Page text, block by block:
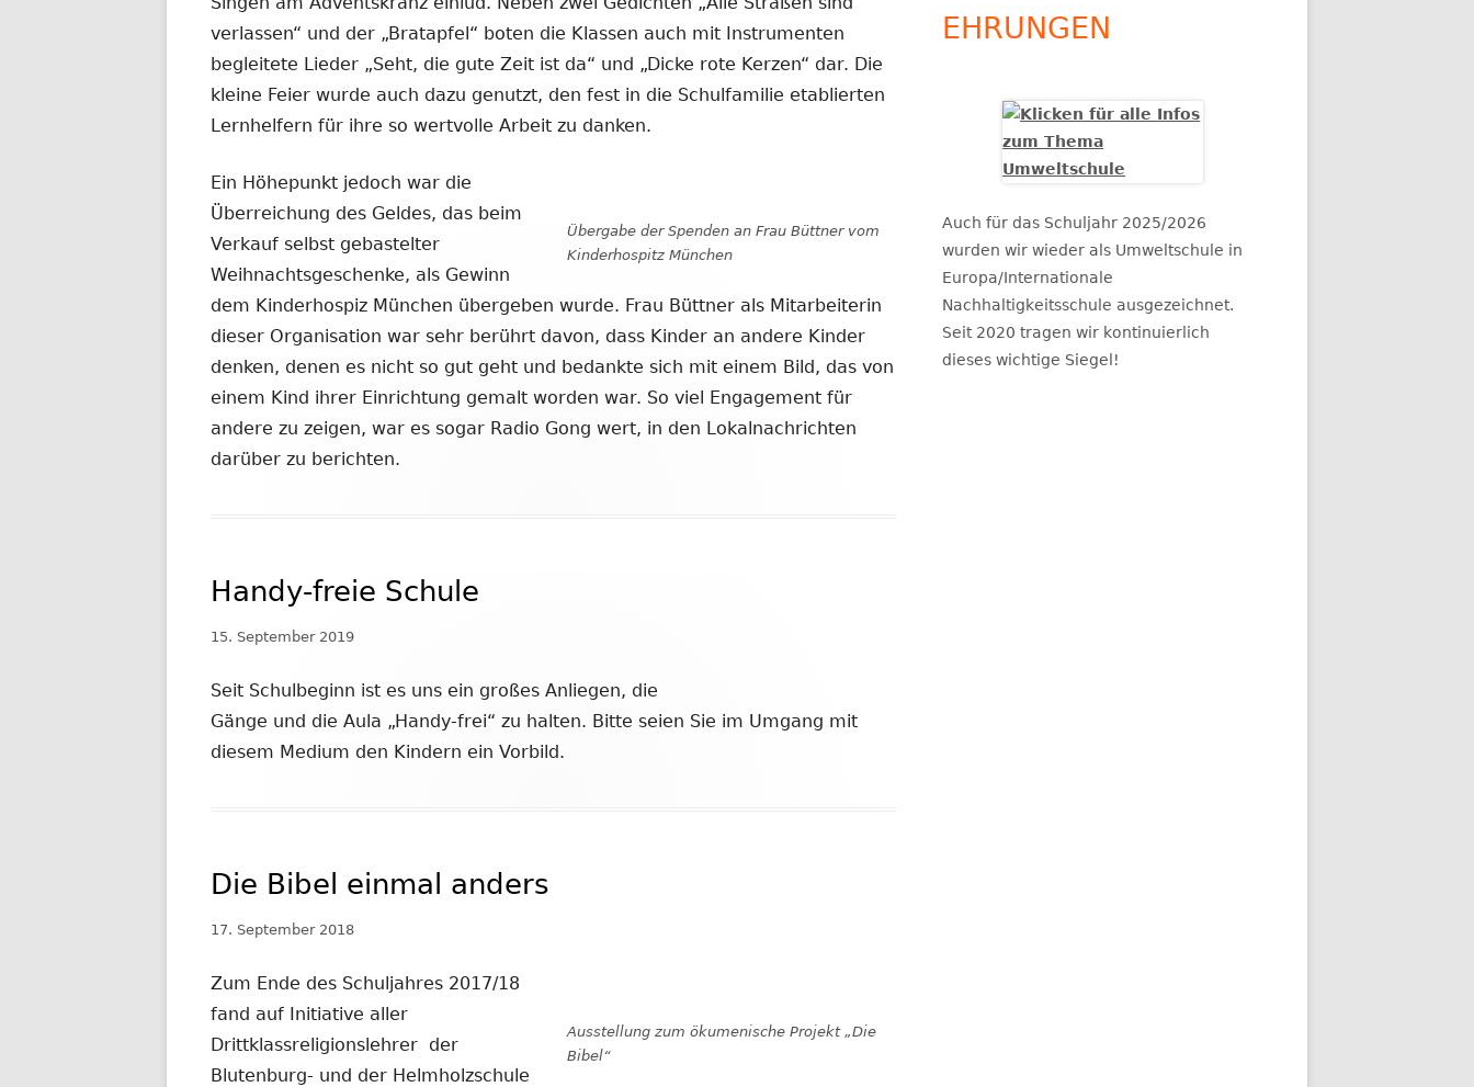
verlassen“ und der „Bratapfel“ boten die Klassen auch mit Instrumenten
begleitete Lieder „Seht, die gute Zeit ist da“ und „Dicke rote Kerzen“ dar. Die
kleine Feier wurde auch dazu genutzt, den fest in die Schulfamilie etablierten
Lernhelfern für ihre so wertvolle Arbeit zu danken.
Übergabe der Spenden an Frau Büttner vom
Kinderhospitz München
Ein Höhepunkt jedoch war die
Überreichung des Geldes, das beim
Verkauf selbst gebastelter
Weihnachtsgeschenke, als Gewinn
dem Kinderhospiz München übergeben wurde. Frau Büttner als Mitarbeiterin
dieser Organisation war sehr berührt davon, dass Kinder an andere Kinder
denken, denen es nicht so gut geht und bedankte sich mit einem Bild, das von
einem Kind ihrer Einrichtung gemalt worden war. So viel Engagement für
andere zu zeigen, war es sogar Radio Gong wert, in den Lokalnachrichten
darüber zu berichten.
Handy-freie Schule
Veröffentlicht
15. September 2019
Seit Schulbeginn ist es uns ein großes Anliegen, die
Gänge und die Aula „Handy-frei“ zu halten. Bitte seien Sie im Umgang mit
diesem Medium den Kindern ein Vorbild.
Die Bibel einmal anders
Veröffentlicht
17. September 2018
Ausstellung zum ökumenische Projekt „Die
Bibel“
Zum Ende des Schuljahres 2017/18
fand auf Initiative aller
Drittklassreligionslehrer der
Blutenburg- und der Helmholzschule
EHRUNGEN
Auch für das Schuljahr 2025/2026
wurden wir wieder als Umweltschule in
Europa/Internationale
Nachhaltigkeitsschule ausgezeichnet.
Seit 2020 tragen wir kontinuierlich
dieses wichtige Siegel!